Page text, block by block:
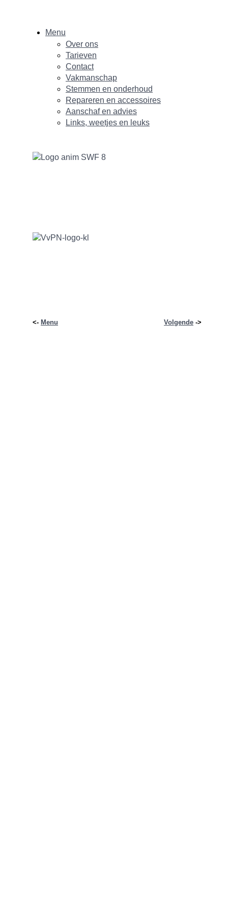
Menu
Over ons
Tarieven
Contact
Vakmanschap
Stemmen en onderhoud
Repareren en accessoires
Aanschaf en advies
Links, weetjes en leuks
<- Menu Volgende ->